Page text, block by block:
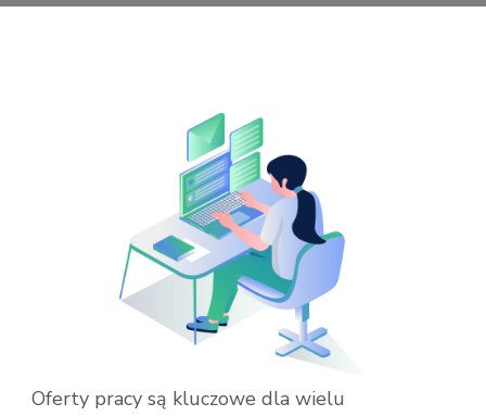
Oferty pracy są kluczowe dla wielu